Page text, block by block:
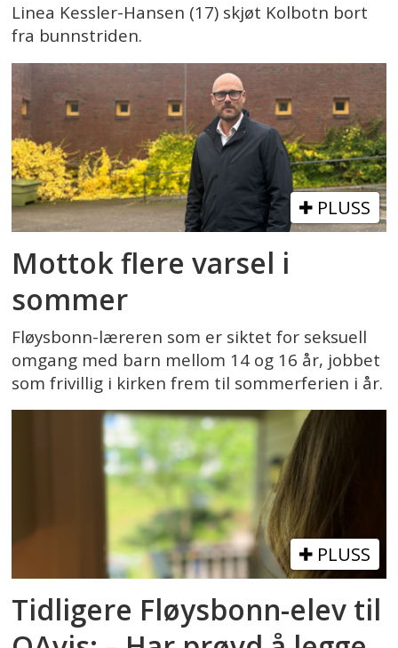
Linea Kessler-Hansen (17) skjøt Kolbotn bort
fra bunnstriden.
PLUSS
Mottok flere varsel i
sommer
Fløysbonn-læreren som er siktet for seksuell
omgang med barn mellom 14 og 16 år, jobbet
som frivillig i kirken frem til sommerferien i år.
PLUSS
Tidligere Fløysbonn-elev til